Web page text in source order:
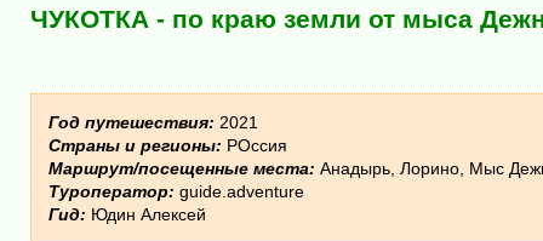
ЧУКОТКА - по краю земли от мыса
Год путешествия: 2021
Страны и регионы: РОссия
Маршрут/посещенные места: Анадырь, Лорино, Мыс
Туроператор: guide.adventure
Гид: Юдин Алексей